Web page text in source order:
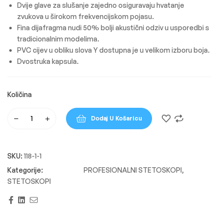
Dvije glave za slušanje zajedno osiguravaju hvatanje
zvukova u širokom frekvencijskom pojasu.
Fina dijafragma nudi 50% bolji akustični odziv u usporedbi s
tradicionalnim modelima.
PVC cijev u obliku slova Y dostupna je u velikom izboru boja.
Dvostruka kapsula.
Dodaj U Košaricu
SKU:118-1-1
PROFESIONALNI STETOSKOPI,
STETOSKOPI
Facebook
Linkedin